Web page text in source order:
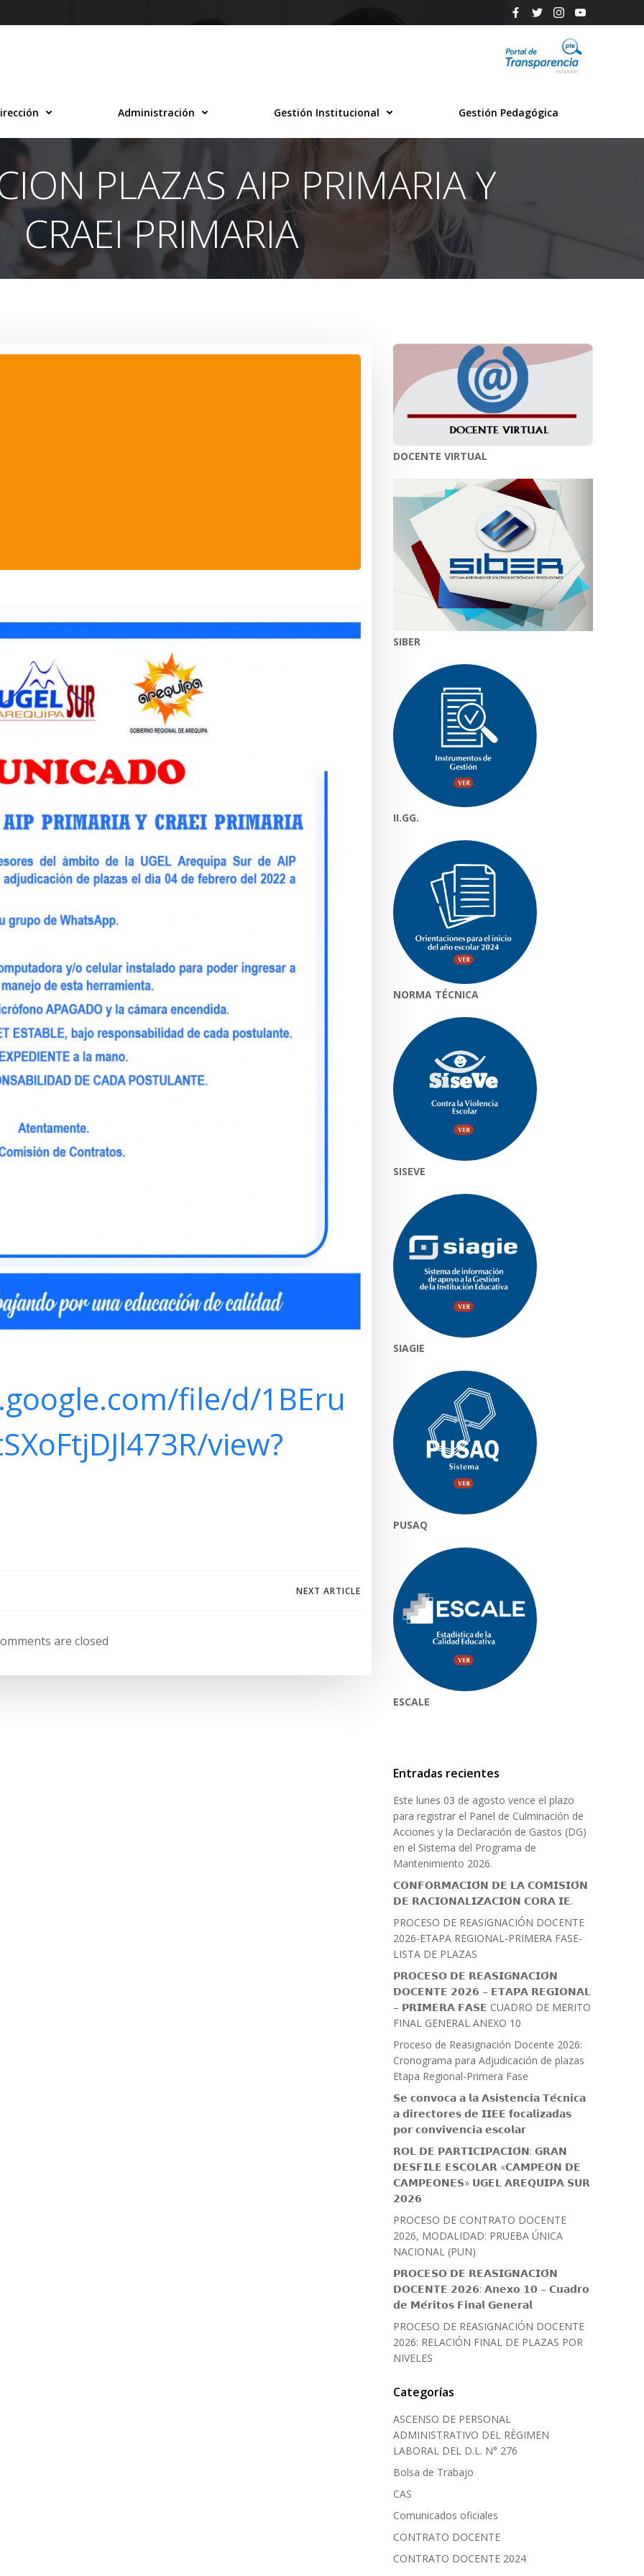
Administración Gestión Institucional Gestión Pedagógica
PLAZAS AIP PRIMARIA Y
CRAEI PRIMARIA
file/d/1BEru
view?
de
entradas
NEXT ARTICLE
are closed
DOCENTE VIRTUAL
SIBER
II.GG.
NORMA TÉCNICA
SISEVE
SIAGIE
PUSAQ
ESCALE
Entradas recientes
Este lunes 03 de agosto vence el plazo
para registrar el Panel de Culminación de
Acciones y la Declaración de Gastos (DG)
en el Sistema del Programa de
Mantenimiento 2026.
𝗖𝗢𝗡𝗙𝗢𝗥𝗠𝗔𝗖𝗜𝗢́𝗡 𝗗𝗘 𝗟𝗔 𝗖𝗢𝗠𝗜𝗦𝗜𝗢́𝗡
𝗗𝗘 𝗥𝗔𝗖𝗜𝗢𝗡𝗔𝗟𝗜𝗭𝗔𝗖𝗜𝗢́𝗡 𝗖𝗢𝗥𝗔 𝗜𝗘.
PROCESO DE REASIGNACIÓN DOCENTE
2026-ETAPA REGIONAL-PRIMERA FASE-
LISTA DE PLAZAS
𝗣𝗥𝗢𝗖𝗘𝗦𝗢 𝗗𝗘 𝗥𝗘𝗔𝗦𝗜𝗚𝗡𝗔𝗖𝗜𝗢́𝗡
𝗗𝗢𝗖𝗘𝗡𝗧𝗘 𝟮𝟬𝟮𝟲 – 𝗘𝗧𝗔𝗣𝗔 𝗥𝗘𝗚𝗜𝗢𝗡𝗔𝗟
– 𝗣𝗥𝗜𝗠𝗘𝗥𝗔 𝗙𝗔𝗦𝗘 CUADRO DE MERITO
FINAL GENERAL ANEXO 10
Proceso de Reasignación Docente 2026:
Cronograma para Adjudicación de plazas
Etapa Regional-Primera Fase
𝗦𝗲 𝗰𝗼𝗻𝘃𝗼𝗰𝗮 𝗮 𝗹𝗮 𝗔𝘀𝗶𝘀𝘁𝗲𝗻𝗰𝗶𝗮 𝗧𝗲́𝗰𝗻𝗶𝗰𝗮
𝗮 𝗱𝗶𝗿𝗲𝗰𝘁𝗼𝗿𝗲𝘀 𝗱𝗲 𝗜𝗜𝗘𝗘 𝗳𝗼𝗰𝗮𝗹𝗶𝘇𝗮𝗱𝗮𝘀
𝗽𝗼𝗿 𝗰𝗼𝗻𝘃𝗶𝘃𝗲𝗻𝗰𝗶𝗮 𝗲𝘀𝗰𝗼𝗹𝗮𝗿
𝗥𝗢𝗟 𝗗𝗘 𝗣𝗔𝗥𝗧𝗜𝗖𝗜𝗣𝗔𝗖𝗜𝗢́𝗡: 𝗚𝗥𝗔𝗡
𝗗𝗘𝗦𝗙𝗜𝗟𝗘 𝗘𝗦𝗖𝗢𝗟𝗔𝗥 «𝗖𝗔𝗠𝗣𝗘𝗢́𝗡 𝗗𝗘
𝗖𝗔𝗠𝗣𝗘𝗢𝗡𝗘𝗦» 𝗨𝗚𝗘𝗟 𝗔𝗥𝗘𝗤𝗨𝗜𝗣𝗔 𝗦𝗨𝗥
𝟮𝟬𝟮𝟲
PROCESO DE CONTRATO DOCENTE
2026, MODALIDAD: PRUEBA ÚNICA
NACIONAL (PUN)
𝗣𝗥𝗢𝗖𝗘𝗦𝗢 𝗗𝗘 𝗥𝗘𝗔𝗦𝗜𝗚𝗡𝗔𝗖𝗜𝗢́𝗡
𝗗𝗢𝗖𝗘𝗡𝗧𝗘 𝟮𝟬𝟮𝟲: 𝗔𝗻𝗲𝘅𝗼 𝟭𝟬 – 𝗖𝘂𝗮𝗱𝗿𝗼
𝗱𝗲 𝗠𝗲́𝗿𝗶𝘁𝗼𝘀 𝗙𝗶𝗻𝗮𝗹 𝗚𝗲𝗻𝗲𝗿𝗮𝗹
PROCESO DE REASIGNACIÓN DOCENTE
2026: RELACIÓN FINAL DE PLAZAS POR
NIVELES
Categorías
ASCENSO DE PERSONAL
ADMINISTRATIVO DEL RÈGIMEN
LABORAL DEL D.L. N° 276
Bolsa de Trabajo
CAS
Comunicados oficiales
CONTRATO DOCENTE
CONTRATO DOCENTE 2024